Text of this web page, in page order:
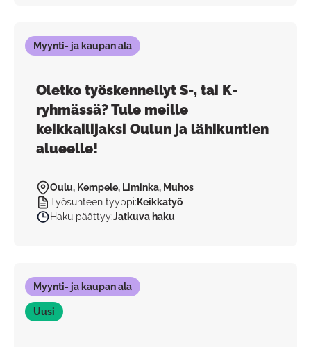
Myynti- ja kaupan ala
Oletko työskennellyt S-, tai K-
ryhmässä? Tule meille
keikkailijaksi Oulun ja lähikuntien
alueelle!
Oulu, Kempele, Liminka, Muhos
Työsuhteen tyyppi: Keikkatyö
Haku päättyy:Jatkuva haku
Myynti- ja kaupan ala
Uusi